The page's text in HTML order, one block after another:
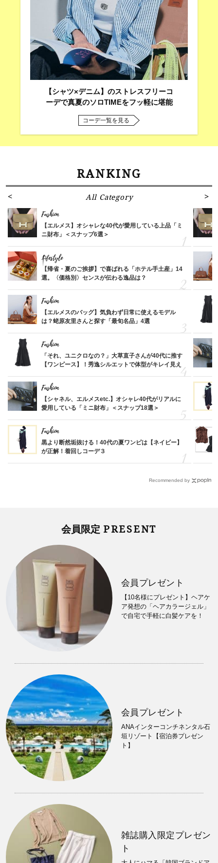
【シャツ×デニム】のストレスフリーコ
ーデで真夏のソロTIMEをフッ軽に堪能
コーデ一覧を見る
RANKING
All Category
Fashion
【エルメス】オシャレな40代が愛用している上品「ミ
ニ財布」＜スナップ6選＞
Lifestyle
【帰省・夏のご挨拶】で喜ばれる「ホテル手土産」14
選。〈価格別〉センスが伝わる逸品は？
Fashion
【エルメスのバッグ】気負わず日常に使えるモデル
は？蛯原友里さんと探す「最旬名品」4選
Fashion
「それ、ユニクロなの？」大草直子さんが40代に推す
【ワンピース】！秀逸シルエットで体型がキレイ見え
Fashion
【シャネル、エルメスetc.】オシャレ40代がリアルに
愛用している「ミニ財布」＜スナップ18選＞
Fashion
黒より断然垢抜ける！40代の夏ワンピは【ネイビー】
が正解！着回しコーデ３
Recommended by
会員限定 PRESENT
会員プレゼント
【10名様にプレゼント】ヘアケ
ア発想の「ヘアカラージェル」
で自宅で手軽に白髪ケアを！
会員プレゼント
ANAインターコンチネンタル石
垣リゾート【宿泊券プレゼン
ト】
雑誌購入限定プレゼン
ト